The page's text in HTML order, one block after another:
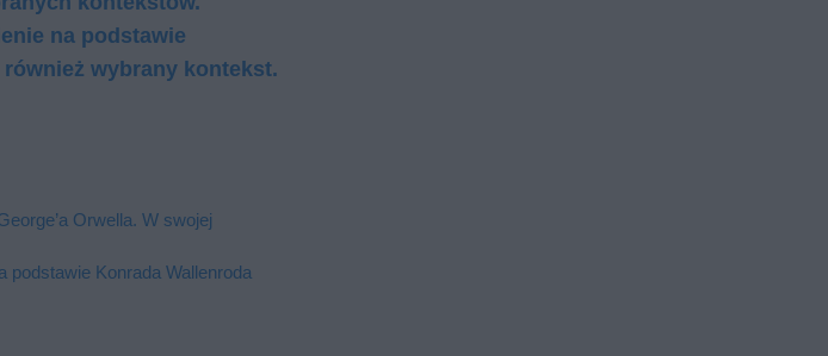
na podstawie
wybrany kontekst.
Orwella. W swojej
podstawie Konrada Wallenroda